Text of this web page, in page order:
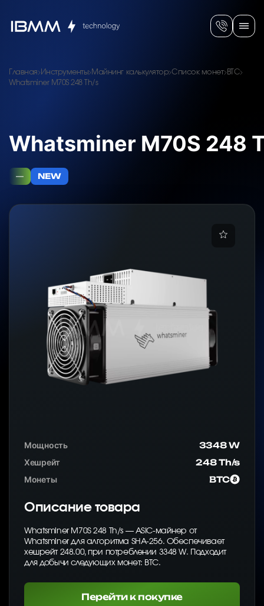
Главная Инструменты Майнинг калькулятор Список монет BTC
Whatsminer M70S 248 Th/s
Whatsminer M70S 248
— NEW
Мощность
3348 W
Хешрейт
248 Th/s
Монеты
BTC
Описание товара
Whatsminer M70S 248 Th/s — ASIC-майнер от
Whatsminer для алгоритма SHA-256. Обеспечивает
хешрейт 248.00, при потреблении 3348 W. Подходит
для добычи следующих монет: BTC.
Перейти к покупке